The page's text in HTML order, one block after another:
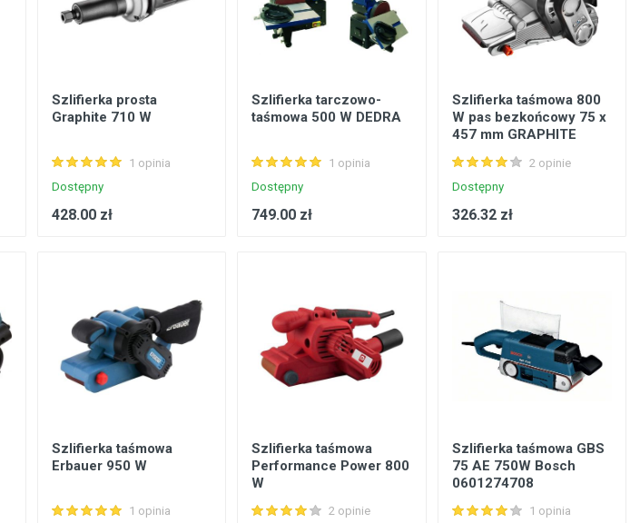
Szlifierka prosta
Graphite 710 W
1 opinia
Dostępny
428.00 zł
Szlifierka tarczowo-
taśmowa 500 W DEDRA
1 opinia
Dostępny
749.00 zł
Szlifierka taśmowa 800
W pas bezkońcowy 75 x
457 mm GRAPHITE
2 opinie
Dostępny
326.32 zł
Szlifierka taśmowa
Erbauer 950 W
1 opinia
Szlifierka taśmowa
Performance Power 800
W
2 opinie
Szlifierka taśmowa GBS
75 AE 750W Bosch
0601274708
1 opinia